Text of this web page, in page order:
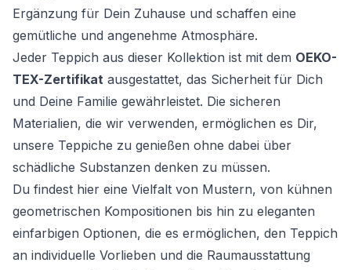
Ergänzung für Dein Zuhause und schaffen eine
gemütliche und angenehme Atmosphäre.
Jeder Teppich aus dieser Kollektion ist mit dem OEKO-
TEX-Zertifikat ausgestattet, das Sicherheit für Dich
und Deine Familie gewährleistet. Die sicheren
Materialien, die wir verwenden, ermöglichen es Dir,
unsere Teppiche zu genießen ohne dabei über
schädliche Substanzen denken zu müssen.
Du findest hier eine Vielfalt von Mustern, von kühnen
geometrischen Kompositionen bis hin zu eleganten
einfarbigen Optionen, die es ermöglichen, den Teppich
an individuelle Vorlieben und die Raumausstattung